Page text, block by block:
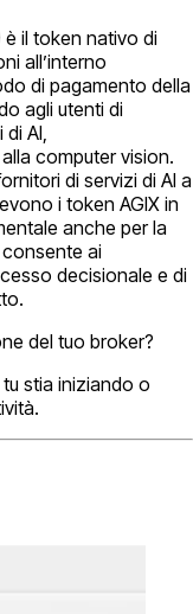
il token nativo di
all’interno
di pagamento della
agli utenti di
AI,
computer vision.
di servizi di AI a
i token AGIX in
anche per la
ai
decisionale e di
del tuo broker?
stia iniziando o